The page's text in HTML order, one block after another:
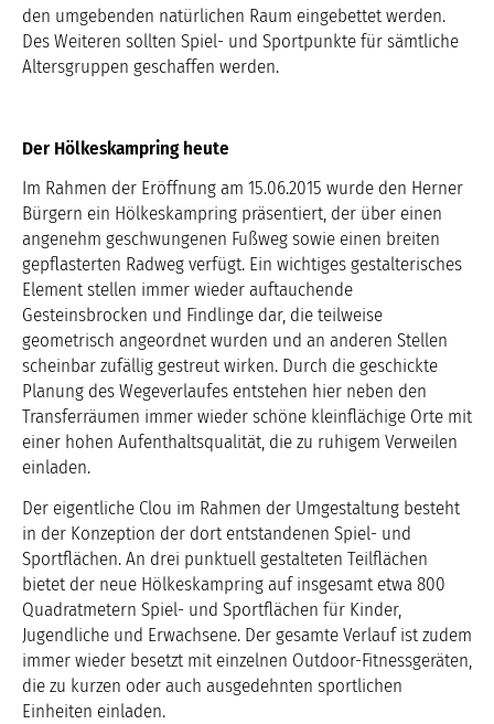
den umgebenden natürlichen Raum eingebettet werden.
Des Weiteren sollten Spiel- und Sportpunkte für sämtliche
Altersgruppen geschaffen werden.
Der Hölkeskampring heute
Im Rahmen der Eröffnung am 15.06.2015 wurde den Herner
Bürgern ein Hölkeskampring präsentiert, der über einen
angenehm geschwungenen Fußweg sowie einen breiten
gepflasterten Radweg verfügt. Ein wichtiges gestalterisches
Element stellen immer wieder auftauchende
Gesteinsbrocken und Findlinge dar, die teilweise
geometrisch angeordnet wurden und an anderen Stellen
scheinbar zufällig gestreut wirken. Durch die geschickte
Planung des Wegeverlaufes entstehen hier neben den
Transferräumen immer wieder schöne kleinflächige Orte mit
einer hohen Aufenthaltsqualität, die zu ruhigem Verweilen
einladen.
Der eigentliche Clou im Rahmen der Umgestaltung besteht
in der Konzeption der dort entstandenen Spiel- und
Sportflächen. An drei punktuell gestalteten Teilflächen
bietet der neue Hölkeskampring auf insgesamt etwa 800
Quadratmetern Spiel- und Sportflächen für Kinder,
Jugendliche und Erwachsene. Der gesamte Verlauf ist zudem
immer wieder besetzt mit einzelnen Outdoor-Fitnessgeräten,
die zu kurzen oder auch ausgedehnten sportlichen
Einheiten einladen.